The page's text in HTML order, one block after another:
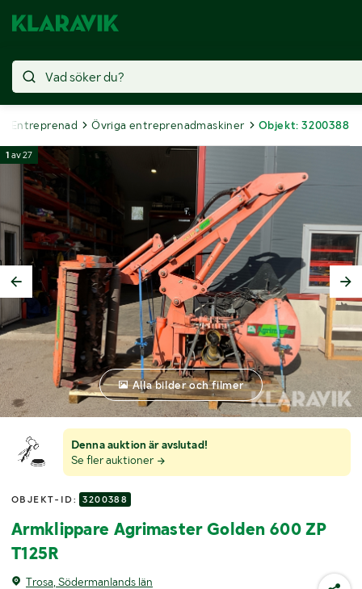
Entreprenad Övriga entreprenadmaskiner Objekt: 3200388
Denna auktion är avslutad!
Se fler auktioner
OBJEKT-ID: 3200388
Armklippare Agrimaster Golden 600 ZP
T125R
Trosa, Södermanlands län
1 av27
Alla bilder och filmer